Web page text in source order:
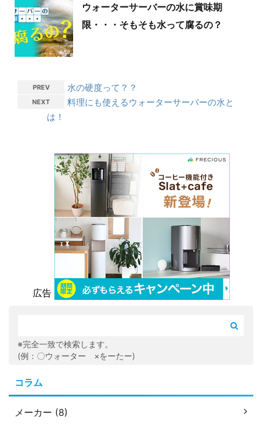
ウォーターサーバーの水に賞味期
限・・・そもそも水って腐るの？
PREV 水の硬度って？？
NEXT
料理にも使えるウォーターサーバーの水と
は！
広告
※完全一致で検索します。
(例：〇ウォーター ×をーたー)
コラム
メーカー (8)